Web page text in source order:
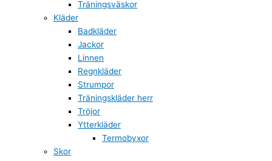
Träningsväskor
Kläder
Badkläder
Jackor
Linnen
Regnkläder
Strumpor
Träningskläder herr
Tröjor
Ytterkläder
Termobyxor
Skor